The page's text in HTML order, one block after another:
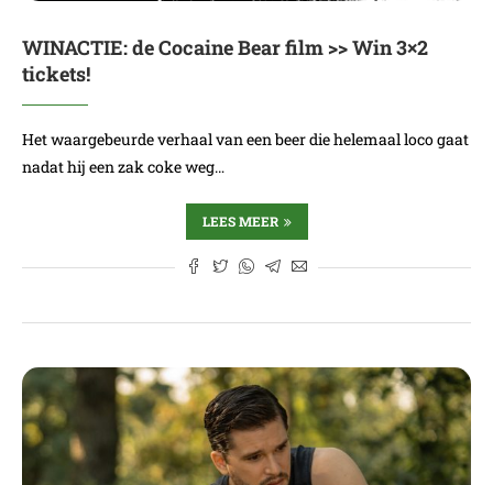
WINACTIE: de Cocaine Bear film >> Win 3×2
tickets!
Het waargebeurde verhaal van een beer die helemaal loco gaat
nadat hij een zak coke weg…
LEES MEER